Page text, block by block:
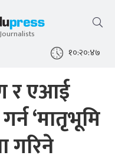
१०:२०:४७
र एआई
‘मातृभूमि
गरिने